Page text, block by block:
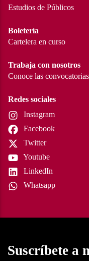
Estudios de Públicos
Boletería
Cartelera en curso
Trabaja con nosotros
Conoce las convocatorias
Redes sociales
Instagram
Facebook
Twitter
Youtube
LinkedIn
Whatsapp
Suscríbete a